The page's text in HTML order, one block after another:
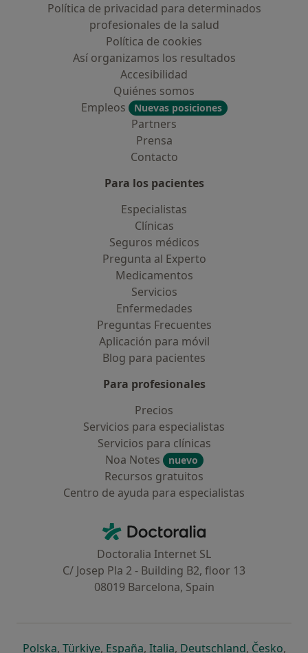
Política de privacidad para determinados
profesionales de la salud
Política de cookies
Así organizamos los resultados
Accesibilidad
Quiénes somos
Empleos
Nuevas posiciones
Partners
Prensa
Contacto
Para los pacientes
Especialistas
Clínicas
Seguros médicos
Pregunta al Experto
Medicamentos
Servicios
Enfermedades
Preguntas Frecuentes
Aplicación para móvil
Blog para pacientes
Para profesionales
Precios
Servicios para especialistas
Servicios para clínicas
Noa Notes
nuevo
Recursos gratuitos
Centro de ayuda para especialistas
Doctoralia - Página de inicio
Doctoralia Internet SL
C/ Josep Pla 2 - Building B2, floor 13
08019 Barcelona, Spain
Polskase abre en una nueva pestaña
, Türkiyese abre en una nueva pestaña
, Españase abre en una nueva pestaña
, Italiase abre en una nueva
, Deutschlandse abre en
, Českose
,